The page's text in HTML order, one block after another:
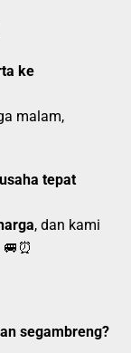
ke
malam,
tepat
, dan kami
segambreng?